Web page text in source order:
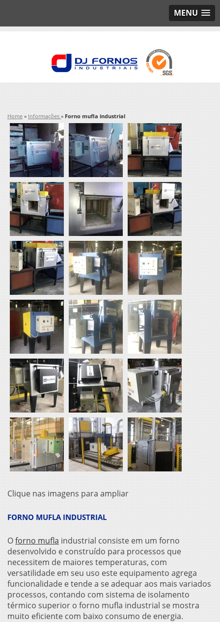
MENU
Home » Informações » Forno mufla industrial
Clique nas imagens para ampliar
FORNO MUFLA INDUSTRIAL
Oforno mufla industrial consiste em um forno
desenvolvido e construído para processos que
necessitem de maiores temperaturas, com
versatilidade em seu uso este equipamento agrega
funcionalidade e tende a se adequar aos mais variados
processos, contando com sistema de isolamento
térmico superior o forno mufla industrial se mostra
muito eficiente com baixo consumo de energia.